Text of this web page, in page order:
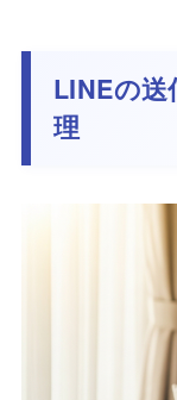
LINEの
理